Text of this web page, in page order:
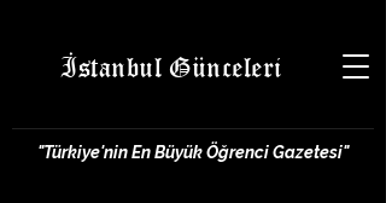
İstanbul Günceleri
"Türkiye'nin En Büyük Öğrenci Gazetesi"